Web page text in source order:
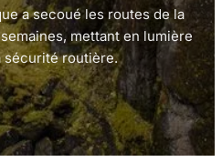
a secoué les routes de la
mettant en lumière
sécurité routière.